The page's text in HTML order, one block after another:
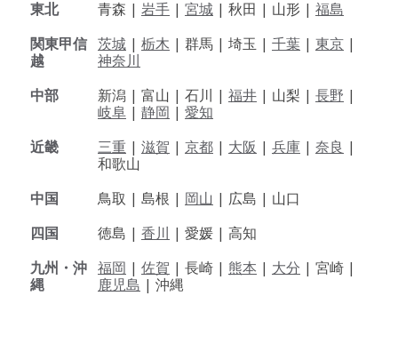
東北
青森 | 岩手 | 宮城 | 秋田 | 山形 | 福島
関東甲信
越
茨城 | 栃木 | 群馬 | 埼玉 | 千葉 | 東京 |
神奈川
中部
新潟 | 富山 | 石川 | 福井 | 山梨 | 長野 |
岐阜 | 静岡 | 愛知
近畿
三重 | 滋賀 | 京都 | 大阪 | 兵庫 | 奈良 |
和歌山
中国
鳥取 | 島根 | 岡山 | 広島 | 山口
四国
徳島 | 香川 | 愛媛 | 高知
九州・沖
縄
福岡 | 佐賀 | 長崎 | 熊本 | 大分 | 宮崎 |
鹿児島 | 沖縄